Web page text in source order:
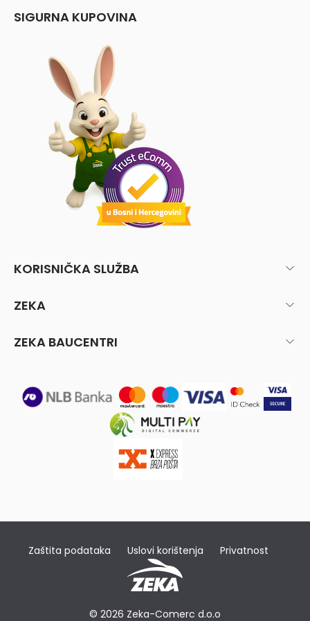
SIGURNA KUPOVINA
KORISNIČKA SLUŽBA
ZEKA
ZEKA BAUCENTRI
Zaštita podataka Uslovi korištenja Privatnost
© 2026 Zeka-Comerc d.o.o